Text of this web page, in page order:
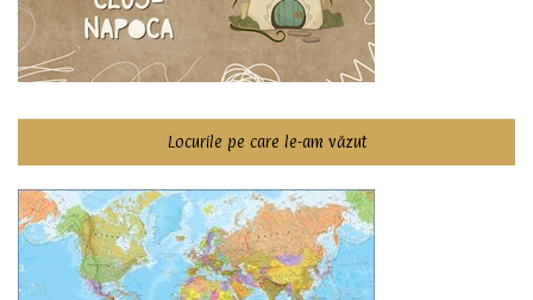
Locurile pe care le-am văzut